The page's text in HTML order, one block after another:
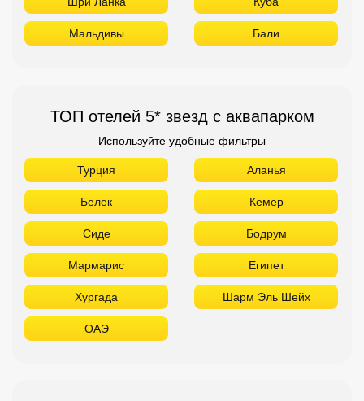
Мальдивы Бали
ТОП отелей 5* звезд с аквапарком
Используйте удобные фильтры
Турция Аланья
Белек Кемер
Сиде Бодрум
Мармарис Египет
Хургада Шарм Эль Шейх
ОАЭ